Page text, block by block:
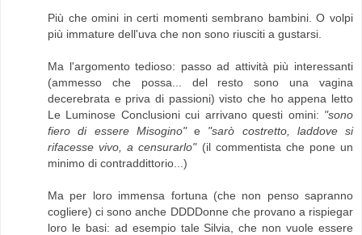
Più che omini in certi momenti sembrano bambini. O volpi
più immature dell'uva che non sono riusciti a gustarsi.
Ma l'argomento tedioso: passo ad attività più interessanti
(ammesso che possa... del resto sono una vagina
decerebrata e priva di passioni) visto che ho appena letto
Le Luminose Conclusioni cui arrivano questi omini: "sono
fiero di essere Misogino"e "sarò costretto, laddove si
rifacesse vivo, a censurarlo"(il commentista che pone un
minimo di contraddittorio...)
Ma per loro immensa fortuna (che non penso sapranno
cogliere) ci sono anche DDDDonne che provano a rispiegar
loro le basi: ad esempio tale Silvia, che non vuole essere